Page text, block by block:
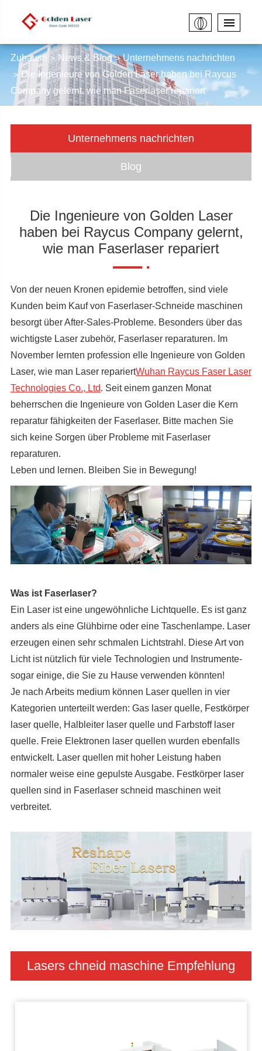
Zuhause News & Blog
Unternehmens nachrichten
Die Ingenieure von Golden Laser haben bei Raycus
Company gelernt, wie man Faserlaser repariert
Unternehmens nachrichten
Blog
Die Ingenieure von Golden Laser
haben bei Raycus Company gelernt,
wie man Faserlaser repariert
Von der neuen Kronen epidemie betroffen, sind viele
Kunden beim Kauf von Faserlaser-Schneide maschinen
besorgt über After-Sales-Probleme. Besonders über das
wichtigste Laser zubehör, Faserlaser reparaturen. Im
November lernten profession elle Ingenieure von Golden
Laser, wie man Laser repariertWuhan Raycus Faser Laser
Technologies Co., Ltd. Seit einem ganzen Monat
beherrschen die Ingenieure von Golden Laser die Kern
reparatur fähigkeiten der Faserlaser. Bitte machen Sie
sich keine Sorgen über Probleme mit Faserlaser
reparaturen.
Leben und lernen. Bleiben Sie in Bewegung!
Was ist Faserlaser?
Ein Laser ist eine ungewöhnliche Lichtquelle. Es ist ganz
anders als eine Glühbirne oder eine Taschenlampe. Laser
erzeugen einen sehr schmalen Lichtstrahl. Diese Art von
Licht ist nützlich für viele Technologien und Instrumente-
sogar einige, die Sie zu Hause verwenden könnten!
Je nach Arbeits medium können Laser quellen in vier
Kategorien unterteilt werden: Gas laser quelle, Festkörper
laser quelle, Halbleiter laser quelle und Farbstoff laser
quelle. Freie Elektronen laser quellen wurden ebenfalls
entwickelt. Laser quellen mit hoher Leistung haben
normaler weise eine gepulste Ausgabe. Festkörper laser
quellen sind in Faserlaser schneid maschinen weit
verbreitet.
Lasers chneid maschine Empfehlung